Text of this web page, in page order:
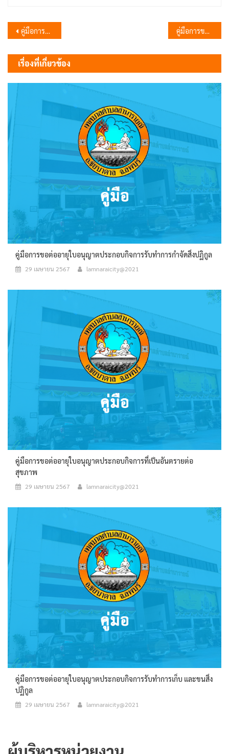
แนะแนว
เรื่อง
คู่มือการขอใบอนุญาตประกอบกิจการรับทำการกำจัดสิ่งปฏิกูล คู่มือการขอใบอนุญาตประกอบกิจการรับทำการเก็บและขนมูลฝอยทั่วไป
เรื่องที่เกี่ยวข้อง
คู่มือการขอต่ออายุใบอนุญาตประกอบกิจการรับทำการกำจัดสิ่งปฏิกูล
29 เมษายน 2567 lamnaraicity@2021
คู่มือการขอต่ออายุใบอนุญาตประกอบกิจการที่เป็นอันตรายต่อ
สุขภาพ
29 เมษายน 2567 lamnaraicity@2021
คู่มือการขอต่ออายุใบอนุญาตประกอบกิจการรับทำการเก็บ และขนสิ่ง
ปฏิกูล
29 เมษายน 2567 lamnaraicity@2021